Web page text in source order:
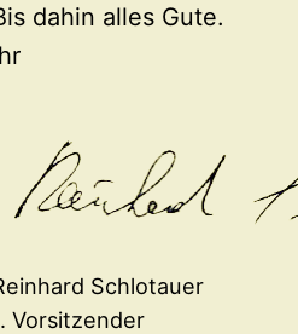
dahin alles Gute.
Schlotauer
Vorsitzender